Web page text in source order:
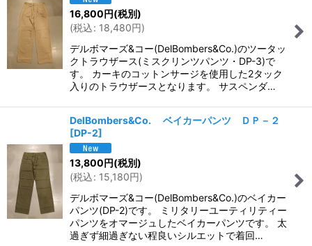
16,800円(税別)
(税込: 18,480円)
デルボマーズ&コー(DelBombers&Co.)のツータッ
クトラウザース(ミスクリンツパンツ・DP-3)で
す。 カーキのコットンサージを使用した2タック
入りのトラウザースとなります。 サスペンダ…
DelBombers&Co. ベイカーパンツ ＤＰ－２
[DP-2]
13,800円(税別)
(税込: 15,180円)
デルボマーズ&コー(DelBombers&Co.)のベイカー
パンツ(DP-2)です。 ミリタリーユーティリティー
パンツをオマージュしたベイカーパンツです。 太
過ぎず細過ぎない程良いシルエットで着回…